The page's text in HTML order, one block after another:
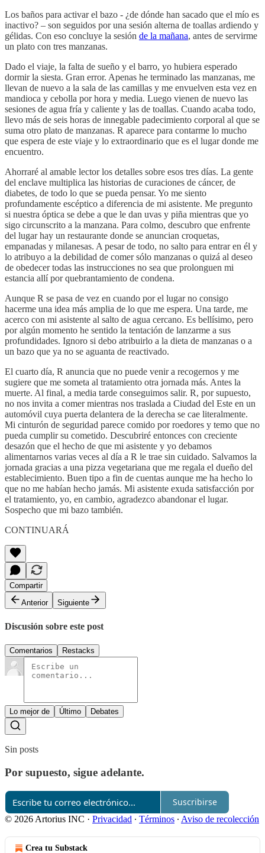
Los baños para activar el bazo - ¿de dónde han sacado que el mío es
inactivo? – son seguidos por una sesión alterna de toallas ardiendo y
gélidas. Con eso concluye la sesión de la mañana, antes de servirme
un plato con tres manzanas.
Dado el viaje, la falta de sueño y el barro, yo hubiera esperado
dormir la siesta. Gran error. Apenas he terminado las manzanas, me
llevan de nuevo a la sala de las camillas y me envuelven esta vez en
mandioca y cebolla por hora y media. Luego vienen de nuevo las
sesiones de agua fría y caliente y las de toallas. Cuando acaba todo,
llevo más de seis horas de innegable padecimiento corporal al que se
suma otro plato de manzanas. R aparece para contarme lo mucho
que espera de este viaje y lo extraordinario que es el lugar donde me
encuentro.
Ahorraré al amable lector los detalles sobre esos tres días. La gente
del enclave multiplica las historias de curaciones de cáncer, de
diabetes, de todo lo que se pueda pensar. Yo me siento
profundamente escéptico a diferencia de mi asistente. Me pregunto
si nuestra óptica se debe a que le dan uvas y piña mientras que yo
sigo circunscrito a la manzana. Para colmo, descubro que enfrente
del lugar hay un restaurante donde se anuncian croquetas,
empanadas y milanesas. A pesar de todo, no salto para entrar en él y
lo atribuyo a la debilidad de comer sólo manzanas o quizá al deseo
de obedecer todas las instrucciones no sea que prolonguen mi
estancia allí por quebrantamiento de condena.
Aunque R se pasa de vez en cuando por el lugar no consigo
hacerme una idea más amplia de lo que me espera. Una tarde, me
acerco con mi asistente al salto de agua cercano. Es bellísimo, pero
por algún momento he sentido la tentación de lanzarme a sus
profundidades. Ignoro si debo atribuirlo a la dieta de manzanas o a
un bazo que ya no se aguanta de reactivado.
El cuarto día, R anuncia que no puede venir a recogernos y me
sugiere que me someta al tratamiento otra jornada más. Antes la
muerte. Al final, a media tarde conseguimos salir. R, por supuesto,
no nos invita a comer mientras nos traslada a Ciudad del Este en un
automóvil cuya puerta delantera de la derecha se cae literalmente.
Mi cinturón de seguridad parece comido por roedores y temo que no
pueda cumplir su cometido. Descubriré entonces con creciente
desazón que el hecho de que mi asistente y yo debamos
alimentarnos varias veces al día a R le trae sin cuidado. Salvamos la
jornada gracias a una pizza vegetariana que me regala el dueño del
establecimiento. Buen tipo a fin de cuentas aunque me ha hecho lo
que no me habían hecho jamás. Mi asistente exuda satisfacción por
el tratamiento, yo, en cambio, agradezco abandonar el lugar.
Sospecho que mi bazo también.
CONTINUARÁ
Compartir
Anterior
Siguiente
Discusión sobre este post
Comentarios Restacks
Lo mejor de Último Debates
Sin posts
Por supuesto, sigue adelante.
Suscribirse
© 2026 Artorius INC · Privacidad ∙ Términos ∙ Aviso de recolección
Crea tu Substack